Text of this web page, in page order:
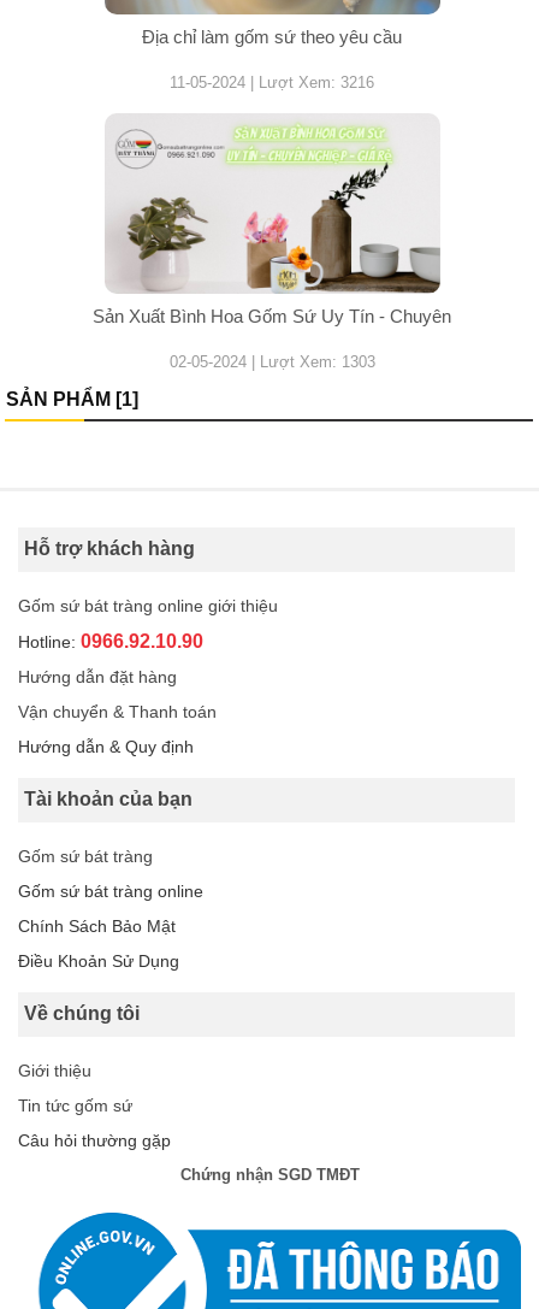
Địa chỉ làm gốm sứ theo yêu cầu
11-05-2024 | Lượt Xem: 3216
Sản Xuất Bình Hoa Gốm Sứ Uy Tín - Chuyên
02-05-2024 | Lượt Xem: 1303
SẢN PHẨM [1]
Hỗ trợ khách hàng
Gốm sứ bát tràng online giới thiệu
Hotline: 0966.92.10.90
Hướng dẫn đặt hàng
Vận chuyển & Thanh toán
Hướng dẫn & Quy định
Tài khoản của bạn
Gốm sứ bát tràng
Gốm sứ bát tràng online
Chính Sách Bảo Mật
Điều Khoản Sử Dụng
Về chúng tôi
Giới thiệu
Tin tức gốm sứ
Câu hỏi thường gặp
Chứng nhận SGD TMĐT